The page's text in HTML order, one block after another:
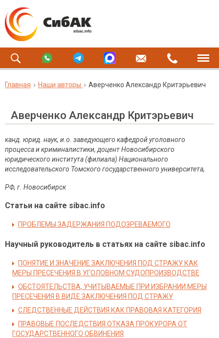
Главная Наши авторы Аверченко Александр Критэрьевич
Аверченко Александр Критэрьевич
канд. юрид. наук, и.о. заведующего кафедрой уголовного
процесса и криминалистики, доцент Новосибирского
юридического института (филиала) Национального
исследовательского Томского государственного университета,
РФ, г. Новосибирск
Статьи на сайте sibac.info
ПРОБЛЕМЫ ЗАДЕРЖАНИЯ ПОДОЗРЕВАЕМОГО
Научный руководитель в статьях на сайте sibac.info
ПОНЯТИЕ И ЗНАЧЕНИЕ ЗАКЛЮЧЕНИЯ ПОД СТРАЖУ КАК
МЕРЫ ПРЕСЕЧЕНИЯ В УГОЛОВНОМ СУДОПРОИЗВОДСТВЕ
ОБСТОЯТЕЛЬСТВА, УЧИТЫВАЕМЫЕ ПРИ ИЗБРАНИИ МЕРЫ
ПРЕСЕЧЕНИЯ В ВИДЕ ЗАКЛЮЧЕНИЯ ПОД СТРАЖУ
СЛЕДСТВЕННЫЕ ДЕЙСТВИЯ КАК ПРАВОВАЯ КАТЕГОРИЯ
ПРАВОВЫЕ ПОСЛЕДСТВИЯ ОТКАЗА ПРОКУРОРА ОТ
ГОСУДАРСТВЕННОГО ОБВИНЕНИЯ